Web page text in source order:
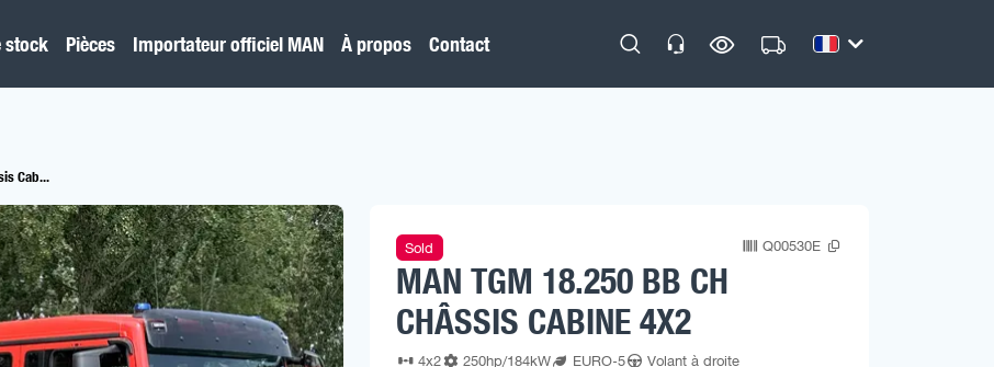
stock Pièces Importateur officiel MAN À propos Contact
Cab...
Sold Q00530E
MAN TGM 18.250 BB CH
CHÂSSIS CABINE 4X2
4x2 250hp/184kW EURO-5 Volant à droite